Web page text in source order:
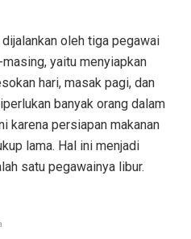
oleh tiga pegawai
yaitu menyiapkan
hari, masak pagi, dan
banyak orang dalam
karena persiapan makanan
lama. Hal ini menjadi
satu pegawainya libur.